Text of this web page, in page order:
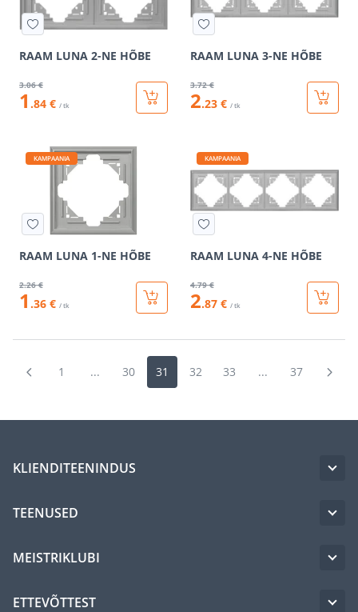
RAAM LUNA 2-NE HÕBE
3.06 €
1 .84 € / tk
RAAM LUNA 3-NE HÕBE
3.72 €
2.23 € / tk
KAMPAANIA
RAAM LUNA 1-NE HÕBE
2.26 €
1 .36 € / tk
KAMPAANIA
RAAM LUNA 4-NE HÕBE
4.79 €
2.87 € / tk
1 ... 30 31 32 33 ... 37
KLIENDITEENINDUS
TEENUSED
MEISTRIKLUBI
ETTEVÕTTEST